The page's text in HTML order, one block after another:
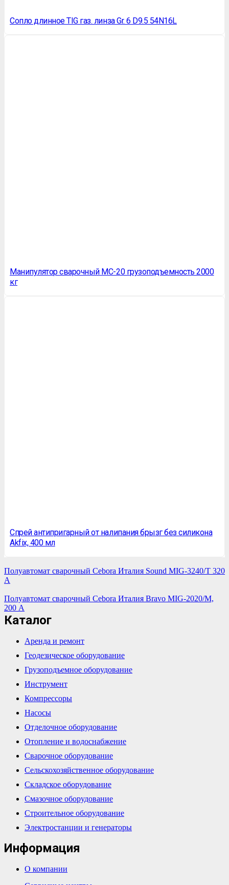
Сопло длинное TIG газ. линза Gr. 6 D9.5 54N16L
Манипулятор сварочный МС-20 грузоподъемность 2000
кг
Спрей антипригарный от налипания брызг без силикона
Akfix, 400 мл
Полуавтомат сварочный Сebora Италия Sound MIG-3240/T 320
А
Полуавтомат сварочный Сebora Италия Bravo MIG-2020/M,
200 А
Каталог
Аренда и ремонт
Геодезическое оборудование
Грузоподъемное оборудование
Инструмент
Компрессоры
Насосы
Отделочное оборудование
Отопление и водоснабжение
Сварочное оборудование
Сельскохозяйственное оборудование
Складское оборудование
Смазочное оборудование
Строительное оборудование
Электростанции и генераторы
Информация
О компании